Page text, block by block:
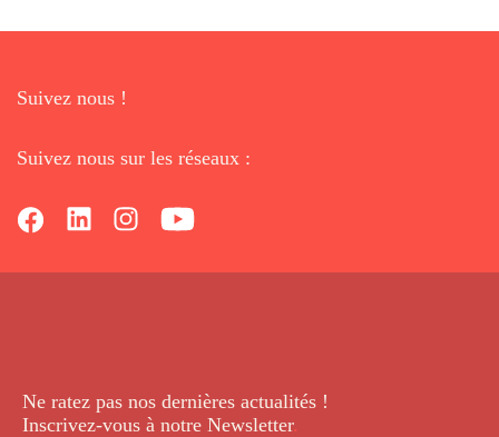
Suivez nous !
Suivez nous sur les réseaux :
Ne ratez pas nos dernières actualités !
Inscrivez-vous à notre Newsletter.